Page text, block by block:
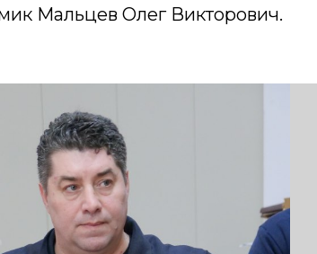
Мальцев Олег Викторович.